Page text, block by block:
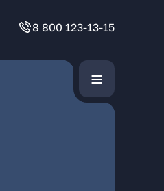
8 800 123-13-15